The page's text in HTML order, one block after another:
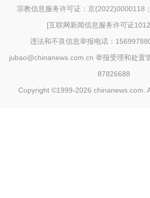
宗教信息服务许可证：京(2022)0000118
[互联网新闻信息服务许可证
违法和不良信息举报电话：
jubao@chinanews.com.cn 举报受理和处置
87826688
Copyright ©1999-2026 chinanews.com.